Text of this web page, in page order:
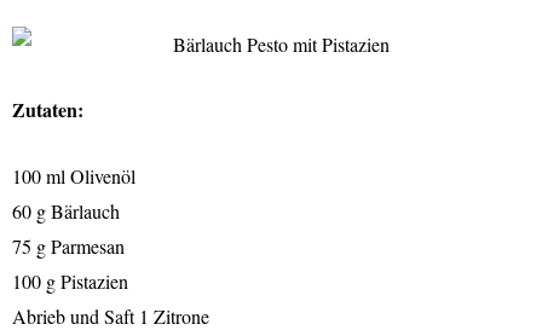
Zutaten:
100 ml Olivenöl
60 g Bärlauch
75 g Parmesan
100 g Pistazien
Abrieb und Saft 1 Zitrone